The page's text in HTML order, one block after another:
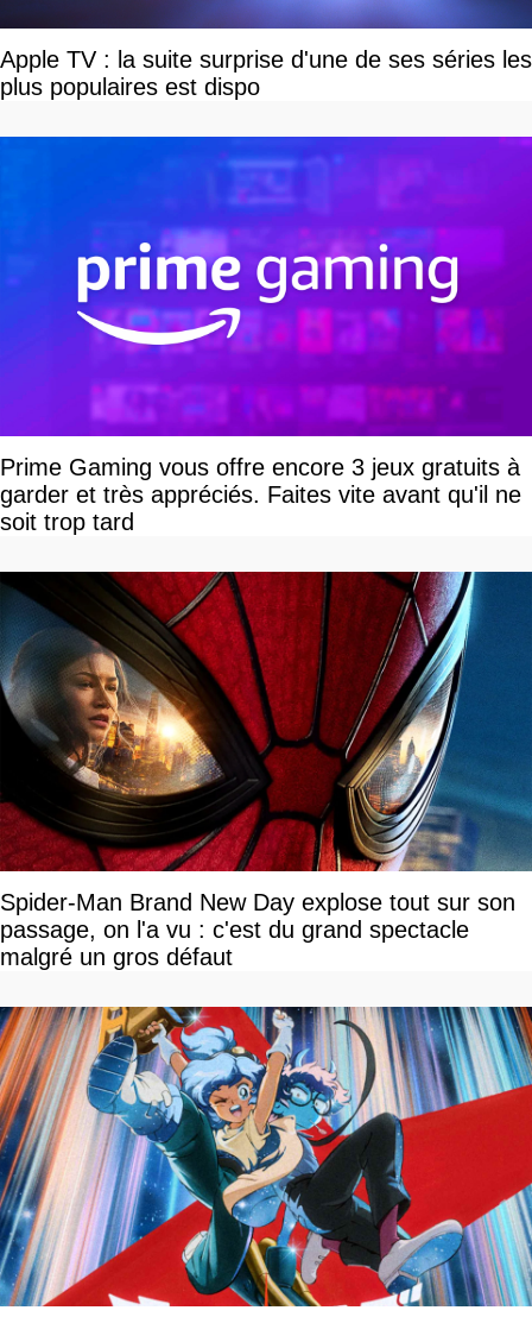
Apple TV : la suite surprise d'une de ses séries les
plus populaires est dispo
Prime Gaming vous offre encore 3 jeux gratuits à
garder et très appréciés. Faites vite avant qu'il ne
soit trop tard
Spider-Man Brand New Day explose tout sur son
passage, on l'a vu : c'est du grand spectacle
malgré un gros défaut